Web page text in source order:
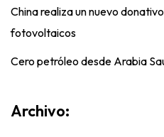
China realiza un nuevo
fotovoltaicos
Cero petróleo desde Arabia
Archivo: